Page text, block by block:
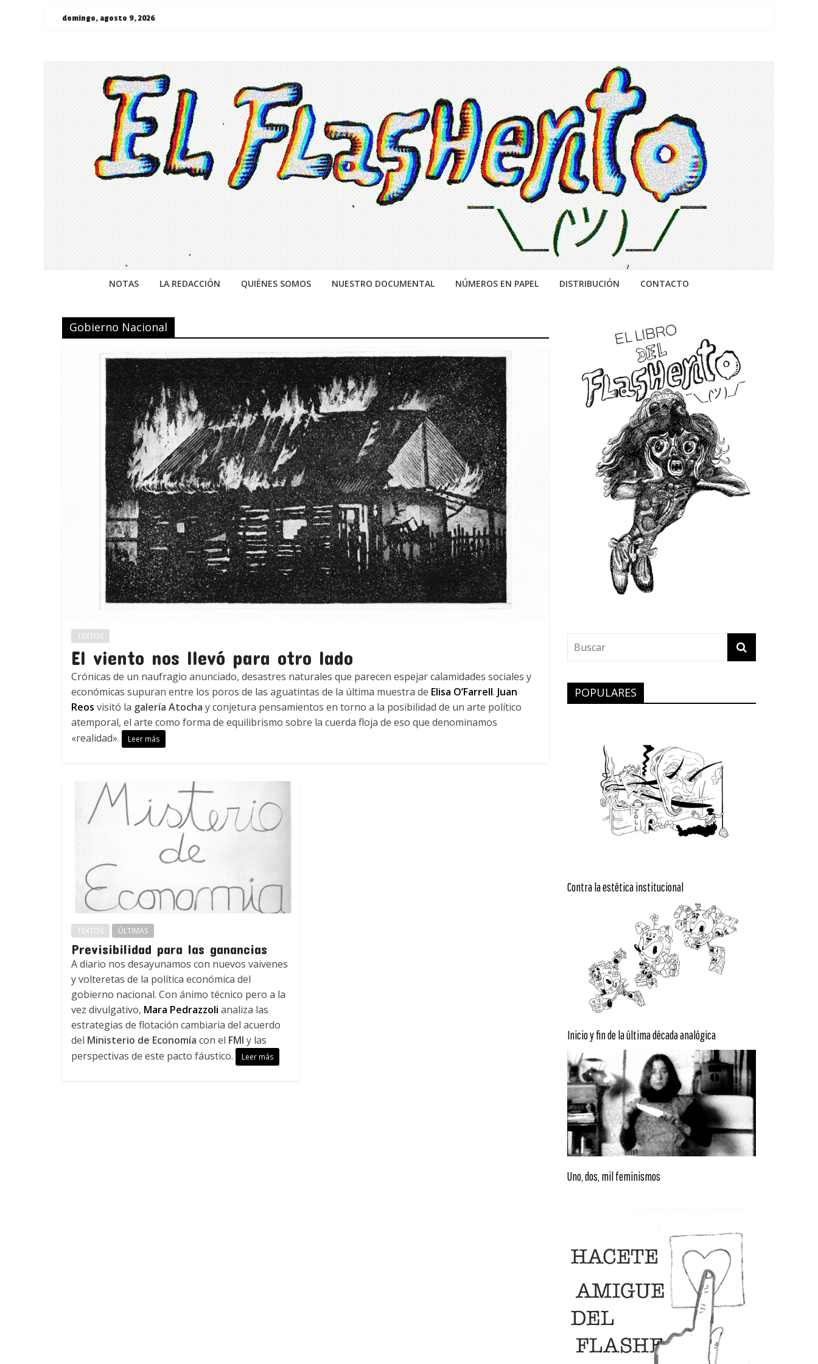
Saltardomingo, agosto 9, 2026
¯\_(ツ)_/
¯
NOTAS LA REDACCIÓN QUIÉNES SOMOS NUESTRO DOCUMENTAL NÚMEROS EN PAPEL DISTRIBUCIÓN CONTACTO
Gobierno Nacional
TEXTOS
El viento nos llevó para otro lado
Crónicas de un naufragio anunciado, desastres naturales que parecen espejar calamidades sociales y
económicas supuran entre los poros de las aguatintas de la última muestra de Elisa O’Farrell. Juan
Reos visitó la galería Atocha y conjetura pensamientos en torno a la posibilidad de un arte político
atemporal, el arte como forma de equilibrismo sobre la cuerda floja de eso que denominamos
«realidad».
Leer más
TEXTOS ÚLTIMAS
Previsibilidad para las ganancias
A diario nos desayunamos con nuevos vaivenes
y volteretas de la política económica del
gobierno nacional. Con ánimo técnico pero a la
vez divulgativo, Mara Pedrazzoli analiza las
estrategias de flotación cambiaria del acuerdo
del Ministerio de Economía con el FMI y las
perspectivas de este pacto fáustico.
Leer más
POPULARES
Contra la estética institucional
Inicio y fin de la última década analógica
Uno, dos, mil feminismos